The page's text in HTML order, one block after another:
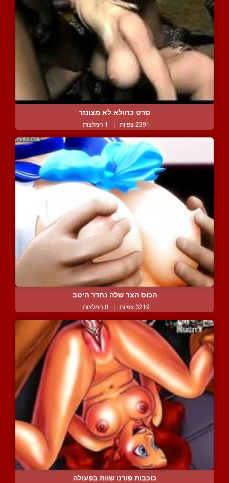
סרט כחולא לא מצונזר
2391 צפיות | 1 המלצות
הכוס הצר שלה נחדר היטב
3219 צפיות | 0 המלצות
כוכבות פורנו שוות בפעולה